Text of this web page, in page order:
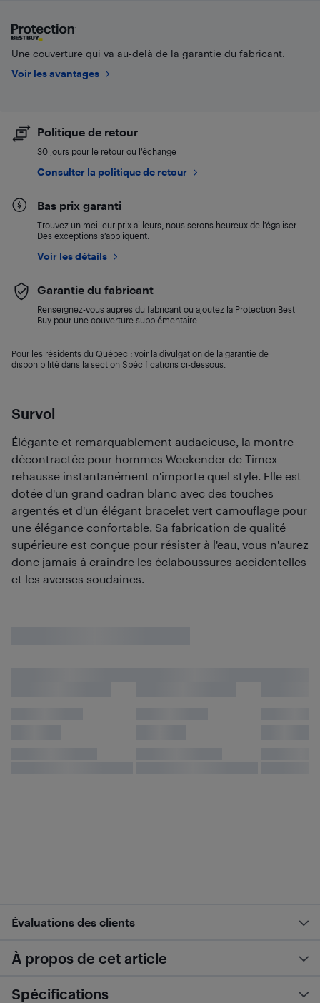
Survol
Élégante et remarquablement audacieuse, la montre
décontractée pour hommes Weekender de Timex
rehausse instantanément n'importe quel style. Elle est
dotée d'un grand cadran blanc avec des touches
argentés et d'un élégant bracelet vert camouflage pour
une élégance confortable. Sa fabrication de qualité
supérieure est conçue pour résister à l'eau, vous n'aurez
donc jamais à craindre les éclaboussures accidentelles
et les averses soudaines.
Une couverture qui va au-delà de la garantie du fabricant.
Voir les avantages
Politique de retour
30 jours pour le retour ou l’échange
Consulter la politique de retour
Bas prix garanti
Trouvez un meilleur prix ailleurs, nous serons heureux de l’égaliser.
Des exceptions s’appliquent.
Voir les détails
Garantie du fabricant
Renseignez-vous auprès du fabricant ou ajoutez la Protection Best
Buy pour une couverture supplémentaire.
Pour les résidents du Québec : voir la divulgation de la garantie de
disponibilité dans la section Spécifications ci-dessous.
Évaluations des clients
À propos de cet article
Spécifications